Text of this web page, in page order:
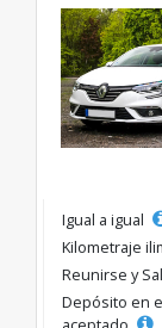
Igual a igual
Kilometraje
Reunirse y
Depósito en